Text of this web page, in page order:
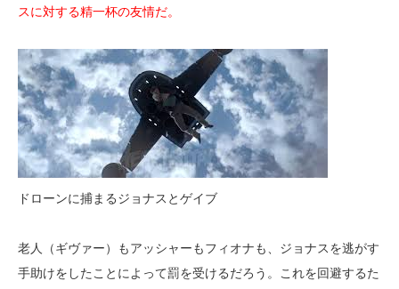
スに対する精一杯の友情だ。
ドローンに捕まるジョナスとゲイブ
老人（ギヴァー）もアッシャーもフィオナも、ジョナスを逃がす
手助けをしたことによって罰を受けるだろう。これを回避するた